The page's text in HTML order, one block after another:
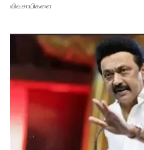
விவசாயிகளை